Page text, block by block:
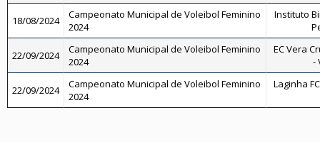
18/08/2024
Campeonato Municipal de Voleibol Feminino
2024
Instituto
22/09/2024
Campeonato Municipal de Voleibol Feminino
2024
EC Vera
-
22/09/2024
Campeonato Municipal de Voleibol Feminino
2024
Laginha